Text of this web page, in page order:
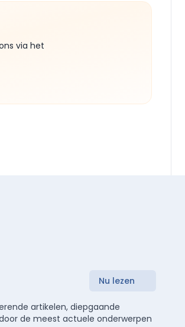
via het
Nu lezen
artikelen, diepgaande
de meest actuele onderwerpen